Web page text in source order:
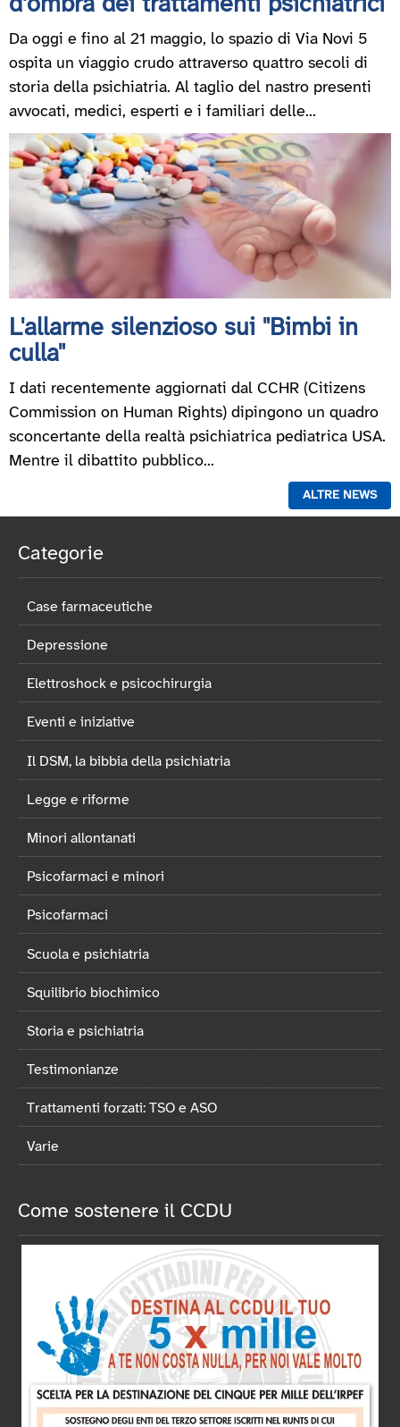
d’ombra dei trattamenti psichiatrici
Da oggi e fino al 21 maggio, lo spazio di Via Novi 5
ospita un viaggio crudo attraverso quattro secoli di
storia della psichiatria. Al taglio del nastro presenti
avvocati, medici, esperti e i familiari delle...
L'allarme silenzioso sui "Bimbi in
culla"
I dati recentemente aggiornati dal CCHR (Citizens
Commission on Human Rights) dipingono un quadro
sconcertante della realtà psichiatrica pediatrica USA.
Mentre il dibattito pubblico...
ALTRE NEWS
Categorie
Case farmaceutiche
Depressione
Elettroshock e psicochirurgia
Eventi e iniziative
Il DSM, la bibbia della psichiatria
Legge e riforme
Minori allontanati
Psicofarmaci e minori
Psicofarmaci
Scuola e psichiatria
Squilibrio biochimico
Storia e psichiatria
Testimonianze
Trattamenti forzati: TSO e ASO
Varie
Come sostenere il CCDU